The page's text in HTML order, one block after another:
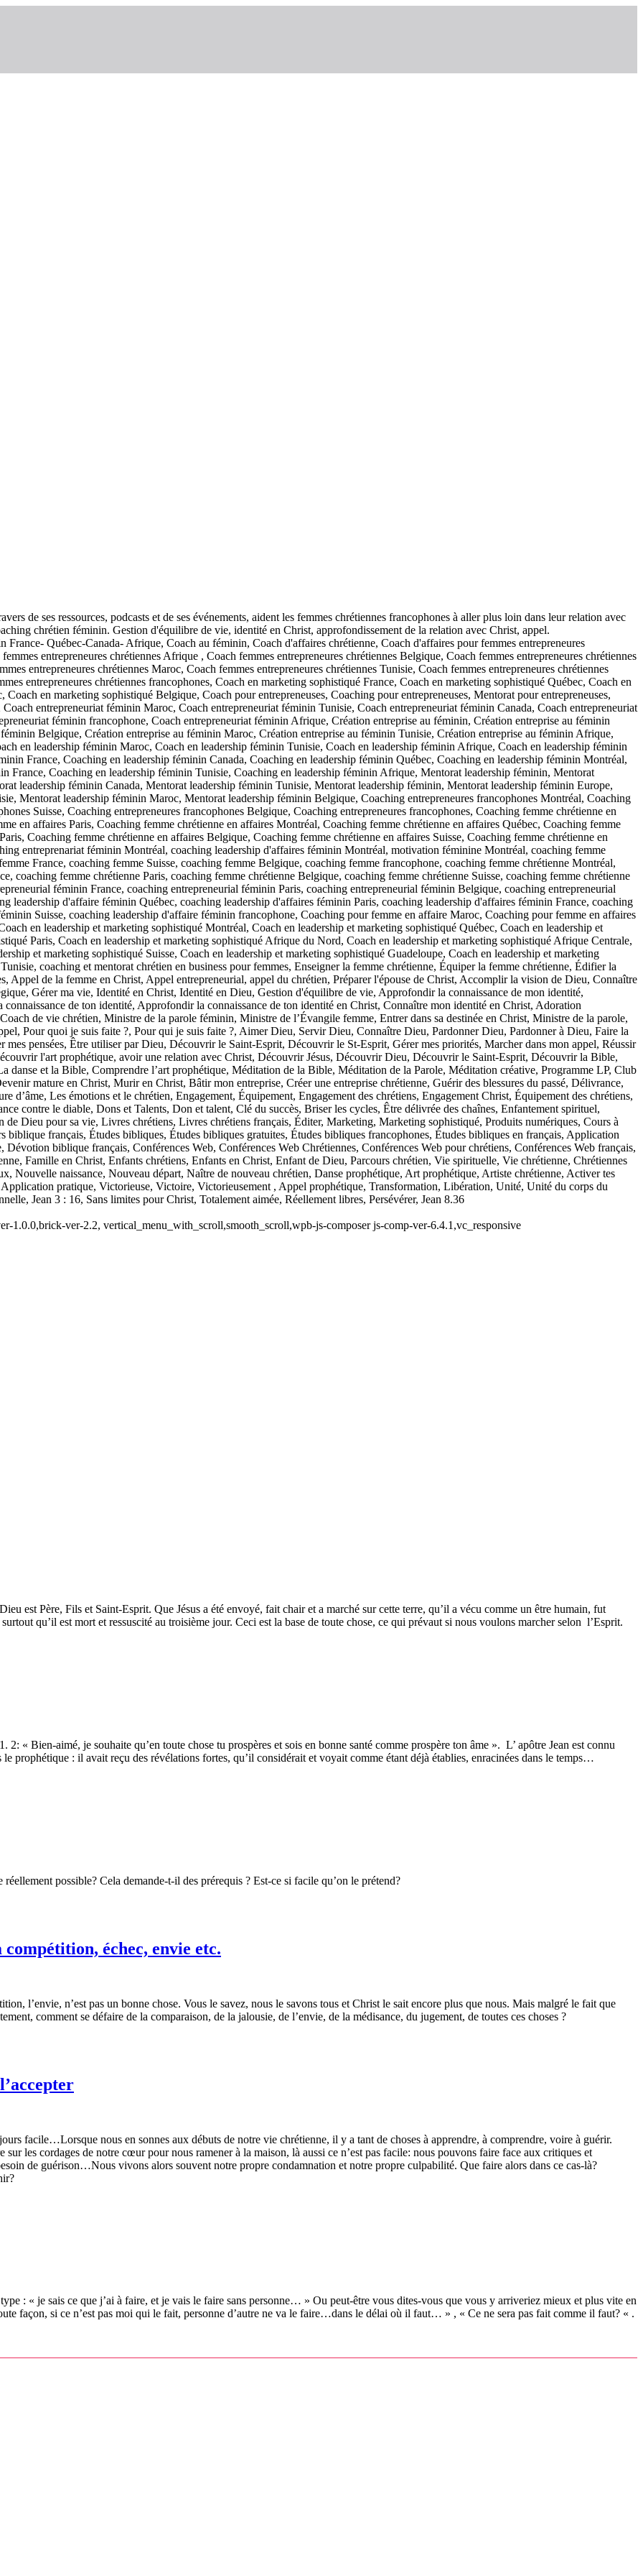
de ses ressources, podcasts et de ses événements, aident les femmes chrétiennes francophones à aller plus loin dans leur relation avec
chrétien féminin. Gestion d'équilibre de vie, identité en Christ, approfondissement de la relation avec Christ, appel.
Québec-Canada- Afrique, Coach au féminin, Coach d'affaires chrétienne, Coach d'affaires pour femmes entrepreneures
entrepreneures chrétiennes Afrique , Coach femmes entrepreneures chrétiennes Belgique, Coach femmes entrepreneures chrétiennes
entrepreneures chrétiennes Maroc, Coach femmes entrepreneures chrétiennes Tunisie, Coach femmes entrepreneures chrétiennes
entrepreneures chrétiennes francophones, Coach en marketing sophistiqué France, Coach en marketing sophistiqué Québec, Coach en
en marketing sophistiqué Belgique, Coach pour entrepreneuses, Coaching pour entrepreneuses, Mentorat pour entrepreneuses,
entrepreneuriat féminin Maroc, Coach entrepreneuriat féminin Tunisie, Coach entrepreneuriat féminin Canada, Coach entrepreneuriat
féminin francophone, Coach entrepreneuriat féminin Afrique, Création entreprise au féminin, Création entreprise au féminin
Belgique, Création entreprise au féminin Maroc, Création entreprise au féminin Tunisie, Création entreprise au féminin Afrique,
en leadership féminin Maroc, Coach en leadership féminin Tunisie, Coach en leadership féminin Afrique, Coach en leadership féminin
France, Coaching en leadership féminin Canada, Coaching en leadership féminin Québec, Coaching en leadership féminin Montréal,
France, Coaching en leadership féminin Tunisie, Coaching en leadership féminin Afrique, Mentorat leadership féminin, Mentorat
leadership féminin Canada, Mentorat leadership féminin Tunisie, Mentorat leadership féminin, Mentorat leadership féminin Europe,
Mentorat leadership féminin Maroc, Mentorat leadership féminin Belgique, Coaching entrepreneures francophones Montréal, Coaching
Suisse, Coaching entrepreneures francophones Belgique, Coaching entrepreneures francophones, Coaching femme chrétienne en
en affaires Paris, Coaching femme chrétienne en affaires Montréal, Coaching femme chrétienne en affaires Québec, Coaching femme
Coaching femme chrétienne en affaires Belgique, Coaching femme chrétienne en affaires Suisse, Coaching femme chrétienne en
entreprenariat féminin Montréal, coaching leadership d'affaires féminin Montréal, motivation féminine Montréal, coaching femme
France, coaching femme Suisse, coaching femme Belgique, coaching femme francophone, coaching femme chrétienne Montréal,
coaching femme chrétienne Paris, coaching femme chrétienne Belgique, coaching femme chrétienne Suisse, coaching femme chrétienne
féminin France, coaching entrepreneurial féminin Paris, coaching entrepreneurial féminin Belgique, coaching entrepreneurial
leadership d'affaire féminin Québec, coaching leadership d'affaires féminin Paris, coaching leadership d'affaires féminin France, coaching
Suisse, coaching leadership d'affaire féminin francophone, Coaching pour femme en affaire Maroc, Coaching pour femme en affaires
en leadership et marketing sophistiqué Montréal, Coach en leadership et marketing sophistiqué Québec, Coach en leadership et
Paris, Coach en leadership et marketing sophistiqué Afrique du Nord, Coach en leadership et marketing sophistiqué Afrique Centrale,
et marketing sophistiqué Suisse, Coach en leadership et marketing sophistiqué Guadeloupe, Coach en leadership et marketing
coaching et mentorat chrétien en business pour femmes, Enseigner la femme chrétienne, Équiper la femme chrétienne, Édifier la
Appel de la femme en Christ, Appel entrepreneurial, appel du chrétien, Préparer l'épouse de Christ, Accomplir la vision de Dieu, Connaître
Gérer ma vie, Identité en Christ, Identité en Dieu, Gestion d'équilibre de vie, Approfondir la connaissance de mon identité,
de ton identité, Approfondir la connaissance de ton identité en Christ, Connaître mon identité en Christ, Adoration
de vie chrétien, Ministre de la parole féminin, Ministre de l’Évangile femme, Entrer dans sa destinée en Christ, Ministre de la parole,
Pour quoi je suis faite ?, Pour qui je suis faite ?, Aimer Dieu, Servir Dieu, Connaître Dieu, Pardonner Dieu, Pardonner à Dieu, Faire la
pensées, Être utiliser par Dieu, Découvrir le Saint-Esprit, Découvrir le St-Esprit, Gérer mes priorités, Marcher dans mon appel, Réussir
l'art prophétique, avoir une relation avec Christ, Découvrir Jésus, Découvrir Dieu, Découvrir le Saint-Esprit, Découvrir la Bible,
danse et la Bible, Comprendre l’art prophétique, Méditation de la Bible, Méditation de la Parole, Méditation créative, Programme LP, Club
mature en Christ, Murir en Christ, Bâtir mon entreprise, Créer une entreprise chrétienne, Guérir des blessures du passé, Délivrance,
d’âme, Les émotions et le chrétien, Engagement, Équipement, Engagement des chrétiens, Engagement Christ, Équipement des chrétiens,
contre le diable, Dons et Talents, Don et talent, Clé du succès, Briser les cycles, Être délivrée des chaînes, Enfantement spirituel,
Dieu pour sa vie, Livres chrétiens, Livres chrétiens français, Éditer, Marketing, Marketing sophistiqué, Produits numériques, Cours à
français, Études bibliques, Études bibliques gratuites, Études bibliques francophones, Études bibliques en français, Application
biblique français, Conférences Web, Conférences Web Chrétiennes, Conférences Web pour chrétiens, Conférences Web français,
Famille en Christ, Enfants chrétiens, Enfants en Christ, Enfant de Dieu, Parcours chrétien, Vie spirituelle, Vie chrétienne, Chrétiennes
Nouvelle naissance, Nouveau départ, Naître de nouveau chrétien, Danse prophétique, Art prophétique, Artiste chrétienne, Activer tes
pratique, Victorieuse, Victoire, Victorieusement , Appel prophétique, Transformation, Libération, Unité, Unité du corps du
Jean 3 : 16, Sans limites pour Christ, Totalement aimée, Réellement libres, Persévérer, Jean 8.36
1.0.0,brick-ver-2.2, vertical_menu_with_scroll,smooth_scroll,wpb-js-composer js-comp-ver-6.4.1,vc_responsive
est Père, Fils et Saint-Esprit. Que Jésus a été envoyé, fait chair et a marché sur cette terre, qu’il a vécu comme un être humain, fut
qu’il est mort et ressuscité au troisième jour. Ceci est la base de toute chose, ce qui prévaut si nous voulons marcher selon l’Esprit.
2: « Bien-aimé, je souhaite qu’en toute chose tu prospères et sois en bonne santé comme prospère ton âme ». L’ apôtre Jean est connu
prophétique : il avait reçu des révélations fortes, qu’il considérait et voyait comme étant déjà établies, enracinées dans le temps…
possible? Cela demande-t-il des prérequis ? Est-ce si facile qu’on le prétend?
échec, envie etc.
l’envie, n’est pas un bonne chose. Vous le savez, nous le savons tous et Christ le sait encore plus que nous. Mais malgré le fait que
comment se défaire de la comparaison, de la jalousie, de l’envie, de la médisance, du jugement, de toutes ces choses ?
facile…Lorsque nous en sonnes aux débuts de notre vie chrétienne, il y a tant de choses à apprendre, à comprendre, voire à guérir.
les cordages de notre cœur pour nous ramener à la maison, là aussi ce n’est pas facile: nous pouvons faire face aux critiques et
de guérison…Nous vivons alors souvent notre propre condamnation et notre propre culpabilité. Que faire alors dans ce cas-là?
: « je sais ce que j’ai à faire, et je vais le faire sans personne… » Ou peut-être vous dites-vous que vous y arriveriez mieux et plus vite en
façon, si ce n’est pas moi qui le fait, personne d’autre ne va le faire…dans le délai où il faut… » , « Ce ne sera pas fait comme il faut? « .